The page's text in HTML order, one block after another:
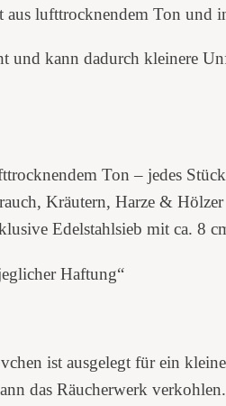
/
ä
e
r
o
o
t
aus lufttrocknendem Ton
und kann dadurch kleinere
Ton – jedes
Kräutern, Harze & Hölzer
Edelstahlsieb mit ca. 8
Haftung“
ist ausgelegt für ein
das Räucherwerk verkohlen.